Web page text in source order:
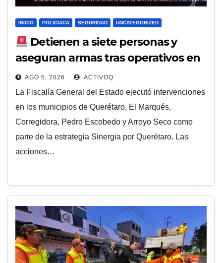
INICIO POLICIACA SEGURIDAD UNCATEGORIZED
Detienen a siete personas y
aseguran armas tras operativos en
Querétaro
AGO 5, 2026 ACTIVOQ
La Fiscalía General del Estado ejecutó intervenciones
en los municipios de Querétaro, El Marqués,
Corregidora, Pedro Escobedo y Arroyo Seco como
parte de la estrategia Sinergia por Querétaro. Las
acciones…